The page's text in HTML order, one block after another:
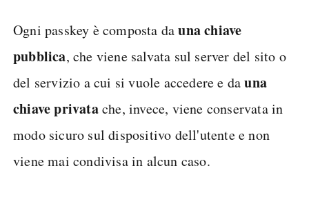
Ogni passkey è composta daunachiave
pubblica, che viene salvata sul server del sito o
del servizio a cui si vuole accedere e dauna
chiaveprivatache, invece, viene conservata in
modo sicuro sul dispositivo dell'utente e non
viene mai condivisa in alcun caso.